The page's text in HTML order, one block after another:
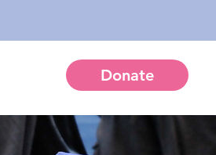
Donate